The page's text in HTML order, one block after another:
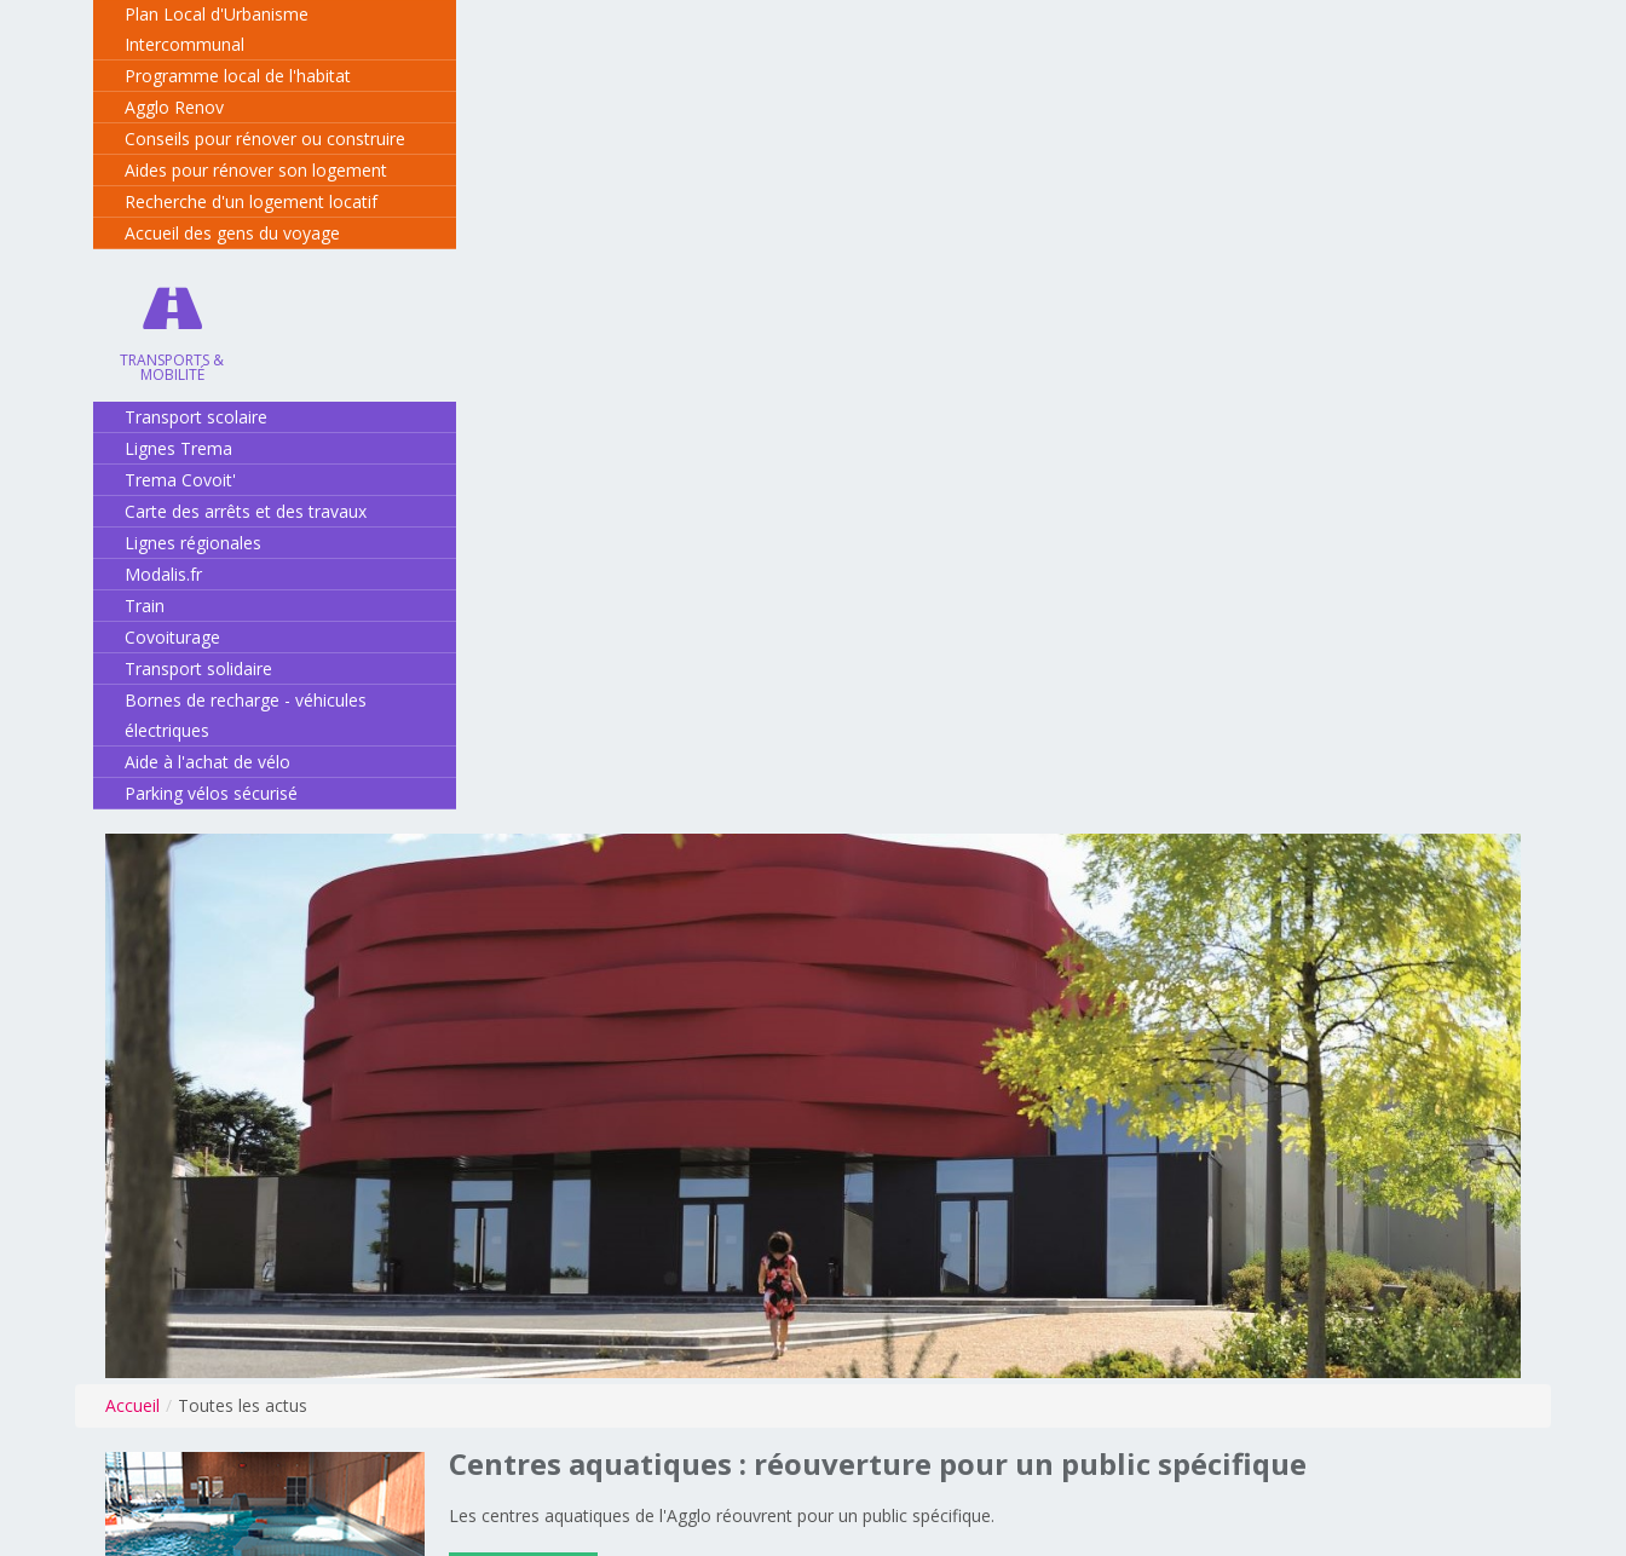
Plan Local d'Urbanisme
Intercommunal
Programme local de l'habitat
Agglo Renov
Conseils pour rénover ou construire
Aides pour rénover son logement
Recherche d'un logement locatif
Accueil des gens du voyage
TRANSPORTS &
MOBILITÉ
Transport scolaire
Lignes Trema
Trema Covoit'
Carte des arrêts et des travaux
Lignes régionales
Modalis.fr
Train
Covoiturage
Transport solidaire
Bornes de recharge - véhicules
électriques
Aide à l'achat de vélo
Parking vélos sécurisé
Accueil / Toutes les actus
Centres aquatiques : réouverture pour un public spécifique
Les centres aquatiques de l'Agglo réouvrent pour un public spécifique.